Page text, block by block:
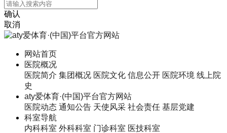
确认
取消
网站首页
医院概况
医院简介 集团概况 医院文化 信息公开 医院环境 线上院
史
aty爱体育·(中国)平台官方网站
医院动态 通知公告 天使风采 社会责任 基层党建
科室导航
内科科室 外科科室 门诊科室 医技科室